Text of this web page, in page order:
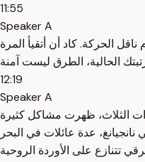
11:55
Speaker A
الحركة. كاد أن أتقيأ المرة
12:19
Speaker A
الثلاث، ظهرت مشاكل كثيرة
عدة عائلات في البحر